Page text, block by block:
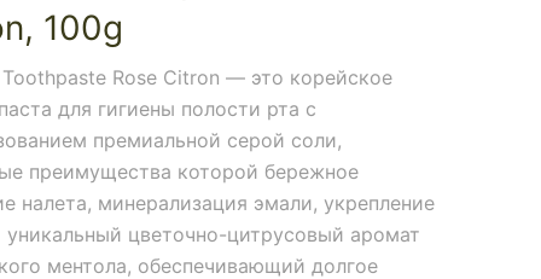
100g
Rose Citron — это корейское
для гигиены полости рта с
премиальной серой соли,
преимущества которой бережное
налета, минерализация эмали, укрепление
уникальный цветочно-цитрусовый аромат
ментола, обеспечивающий долгое